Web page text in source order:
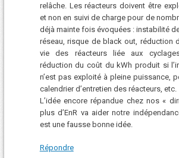
relâche. Les réacteurs doivent être
et non en suivi de charge pour de
déjà mainte fois évoquées : instabilité
réseau, risque de black out, réduction
vie des réacteurs liée aux cyclages
réduction du coût du kWh produit si
n’est pas exploité à pleine puissance,
calendrier d’entretien des réacteurs, etc.
L’idée encore répandue chez nos «
plus d’EnR va aider notre
est une fausse bonne idée.
Répondre